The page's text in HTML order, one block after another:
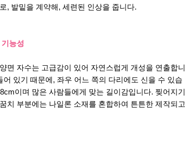
, 발밑을 계약해, 세련된 인상을 줍니다.
능성
면 자수는 고급감이 있어 자연스럽게 개성을 연출합니
어 있기 때문에, 좌우 어느 쪽의 다리에도 신을 수 있습
이며 많은 사람들에게 맞는 길이감입니다. 찢어지기
치 부분에는 나일론 소재를 혼합하여 튼튼한 제작되고